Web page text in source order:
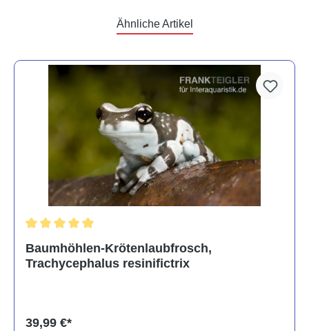
Ähnliche Artikel
Baumhöhlen-Krötenlaubfrosch,
Trachycephalus resinifictrix
39,99 €*